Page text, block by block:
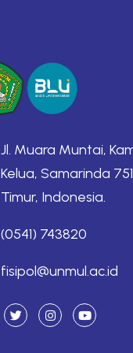
Jl. Muara Muntai,
Kelua, Samarinda
Timur, Indonesia.
(0541) 743820
fisipol@unmul.ac.id